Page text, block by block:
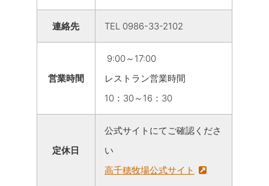
連絡先 TEL 0986-33-2102
営業時間
9:00～17:00
レストラン営業時間
10：30～16：30
定休日
公式サイトにてご確認くださ
い
高千穂牧場公式サイト